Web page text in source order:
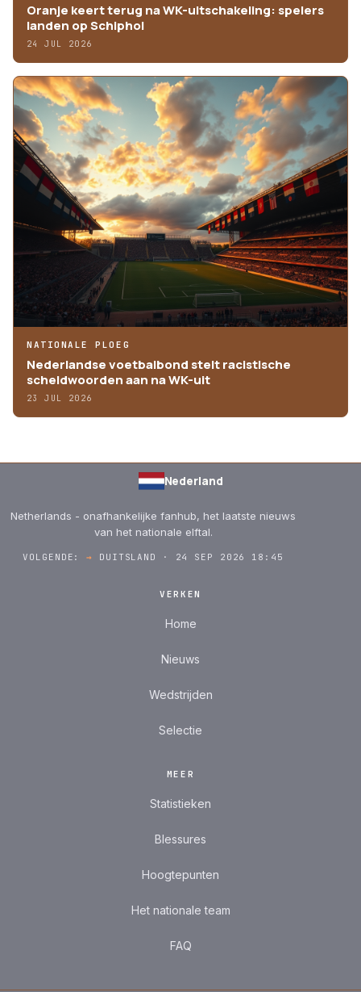
Oranje keert terug na WK-uitschakeling: spelers
landen op Schiphol
24 JUL 2026
NATIONALE PLOEG
Nederlandse voetbalbond stelt racistische
scheldwoorden aan na WK-uit
23 JUL 2026
Nederland
Netherlands - onafhankelijke fanhub, het laatste nieuws
van het nationale elftal.
VOLGENDE:→ DUITSLAND · 24 SEP 2026 18:45
VERKEN
Home
Nieuws
Wedstrijden
Selectie
MEER
Statistieken
Blessures
Hoogtepunten
Het nationale team
FAQ